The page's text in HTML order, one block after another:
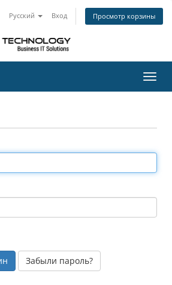
Русский Вход Просмотр корзины
Забыли пароль?